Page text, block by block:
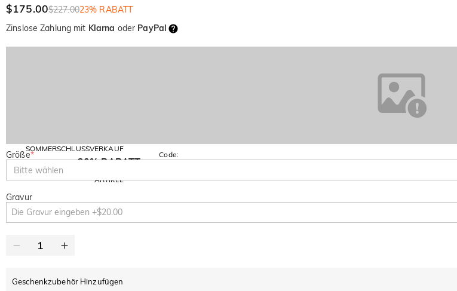
$175.00$227.0023% RABATT
Zinslose Zahlung mit Klarna oder PayPal
SOMMERSCHLUSSVERKAUF
10% RABATT
AUF ALLES
30% RABATT
ARTIKEL
Code:
Größe*
Bitte wählen
Gravur
Geschenkzubehör Hinzufügen